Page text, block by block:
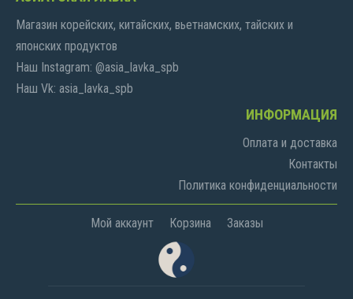
Магазин корейских, китайских, вьетнамских, тайских и
японских продуктов
Наш Instagram: @asia_lavka_spb
Наш Vk: asia_lavka_spb
ИНФОРМАЦИЯ
Оплата и доставка
Контакты
Политика конфиденциальности
Мой аккаунт Корзина Заказы